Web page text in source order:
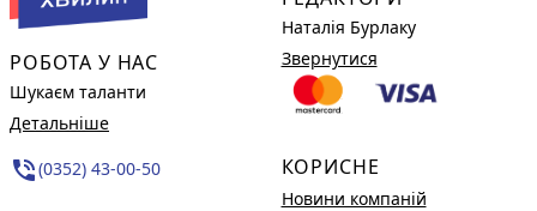
РОБОТА У НАС
Шукаєм таланти
Детальніше
phone_in_talk(0352) 43-00-50
Наталія Бурлаку
Звернутися
КОРИСНЕ
Новини компаній